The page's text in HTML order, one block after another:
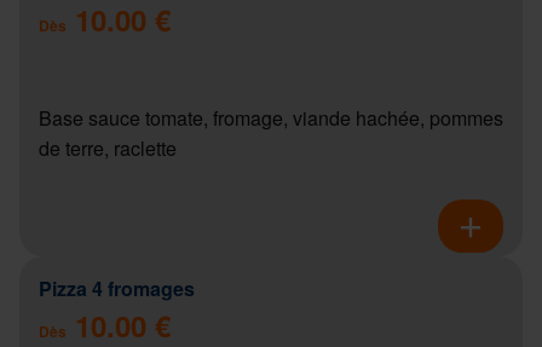
Dès 10.00 €
Base sauce tomate, fromage, viande hachée, pommes
de terre, raclette
Pizza 4 fromages
Dès 10.00 €